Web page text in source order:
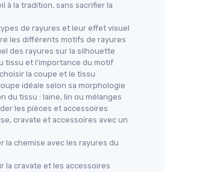
à la tradition, sans sacrifier la
de rayures et leur effet visuel
les différents motifs de rayures
des rayures sur la silhouette
tissu et l’importance du motif
la coupe et le tissu
idéale selon sa morphologie
du tissu : laine, lin ou mélanges
les pièces et accessoires
cravate et accessoires avec un
la chemise avec les rayures du
la cravate et les accessoires